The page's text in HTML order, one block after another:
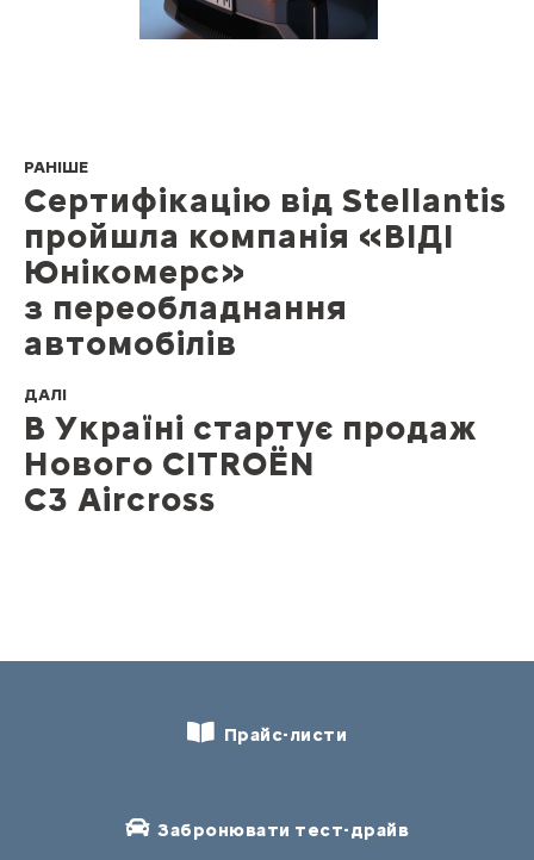
РАНІШЕ
Сертифікацію від Stellantis
пройшла компанія «ВІДІ
Юнікомерс»
з переобладнання
автомобілів
ДАЛІ
В Україні стартує продаж
Нового CITROЁN
C3 Aircross
Прайс-листи
Забронювати тест-драйв